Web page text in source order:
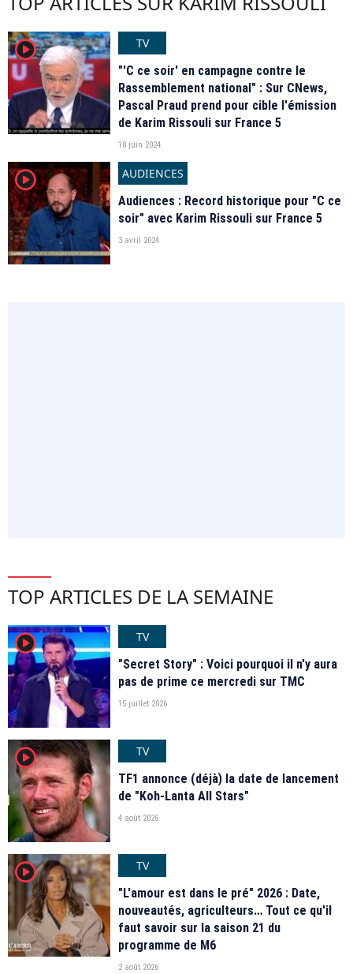
player2
TV
"'C ce soir' en campagne contre le
Rassemblement national" : Sur CNews,
Pascal Praud prend pour cible l'émission
de Karim Rissouli sur France 5
18 juin 2024
player2
AUDIENCES
Audiences : Record historique pour "C ce
soir" avec Karim Rissouli sur France 5
3 avril 2024
TOP ARTICLES DE LA SEMAINE
player2
TV
"Secret Story" : Voici pourquoi il n'y aura
pas de prime ce mercredi sur TMC
15 juillet 2026
player2
TV
TF1 annonce (déjà) la date de lancement
de "Koh-Lanta All Stars"
4 août 2026
player2
TV
"L'amour est dans le pré" 2026 : Date,
nouveautés, agriculteurs… Tout ce qu'il
faut savoir sur la saison 21 du
programme de M6
2 août 2026